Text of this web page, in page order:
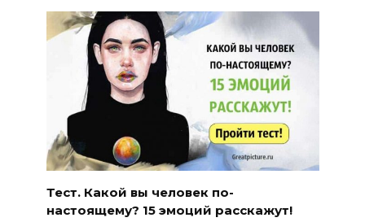
Тест. Какой вы человек по-
настоящему? 15 эмоций расскажут!